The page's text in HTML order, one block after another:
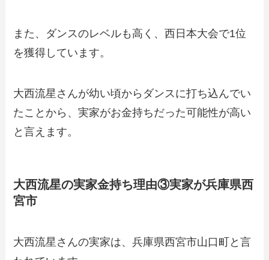
また、ダンスのレベルも高く、西日本大会で1位
を獲得しています。
大西流星さんが幼い頃からダンスに打ち込んでい
たことから、実家がお金持ちだった可能性が高い
と言えます。
大西流星の実家金持ち理由③実家が兵庫県西
宮市
大西流星さんの実家は、兵庫県西宮市山口町と言